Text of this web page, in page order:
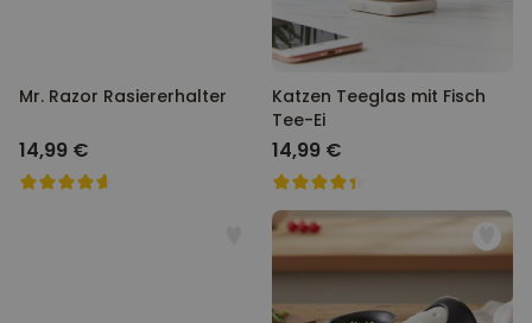
Mr. Razor Rasiererhalter
14,99 €
Katzen Teeglas mit Fisch
Tee-Ei
14,99 €